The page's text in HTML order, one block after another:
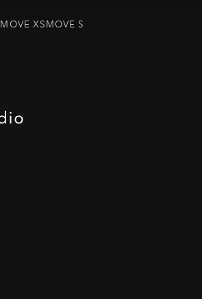
MOVE XSMOVE S